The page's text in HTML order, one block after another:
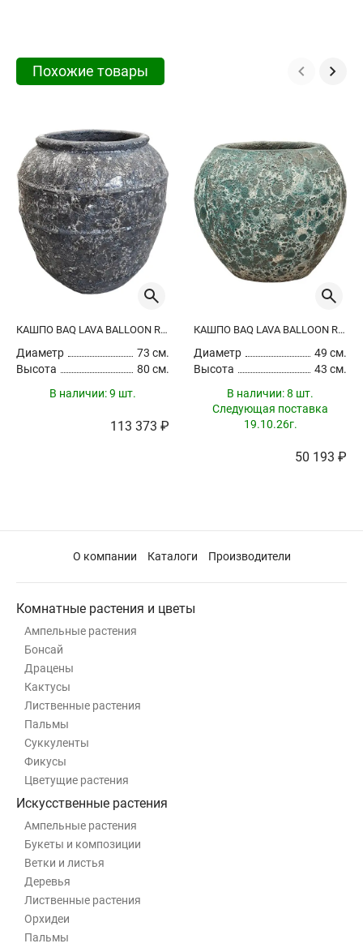
Похожие товары
КАШПО BAQ LAVA BALLOON RELIC BLACK
Диаметр
73 см.
Высота
80 см.
В наличии:9 шт.
113 373 ₽
КАШПО BAQ LAVA BALLOON RELIC JADE
Диаметр
49 см.
Высота
43 см.
В наличии:8 шт.
Следующая поставка
19.10.26г.
50 193 ₽
О компании Каталоги Производители
Комнатные растения и цветы
Ампельные растения
Бонсай
Драцены
Кактусы
Лиственные растения
Пальмы
Суккуленты
Фикусы
Цветущие растения
Искусственные растения
Ампельные растения
Букеты и композиции
Ветки и листья
Деревья
Лиственные растения
Орхидеи
Пальмы